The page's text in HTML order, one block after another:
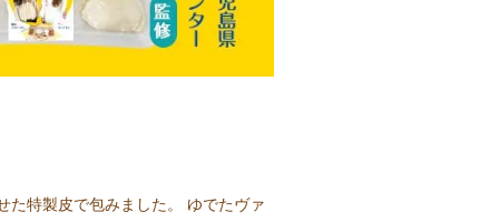
た特製皮で包みました。 ゆでたヴァ